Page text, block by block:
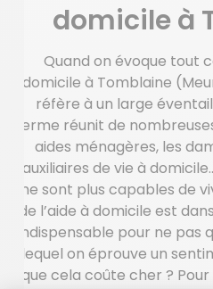
domicile à
Quand on évoque tout
domicile à Tomblaine
réfère à un large
terme réunit de
aides ménagères, les
auxiliaires de vie à
ne sont plus capables de
de l’aide à domicile est
indispensable pour ne
lequel on éprouve un
que cela coûte cher ?